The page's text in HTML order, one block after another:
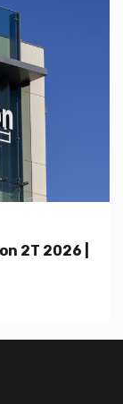
2T 2026 |